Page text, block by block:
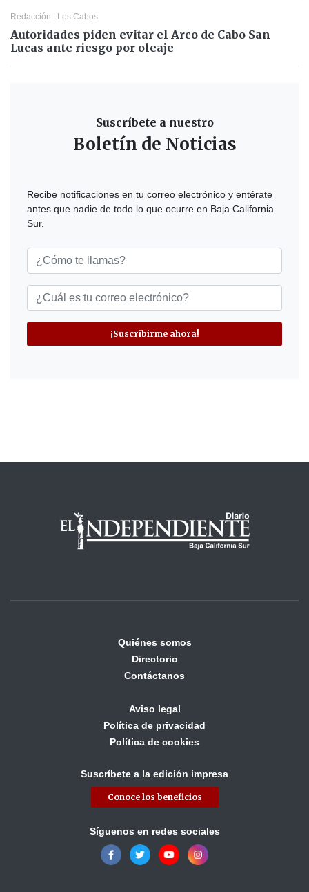
Redacción Los Cabos
Autoridades piden evitar el Arco de Cabo San
Lucas ante riesgo por oleaje
Suscríbete a nuestro
Boletín de Noticias
Recibe notificaciones en tu correo electrónico y entérate
antes que nadie de todo lo que ocurre en Baja California
Sur.
¡Suscribirme ahora!
Quiénes somos
Directorio
Contáctanos
Aviso legal
Política de privacidad
Política de cookies
Suscríbete a la edición impresa
Conoce los beneficios
Síguenos en redes sociales